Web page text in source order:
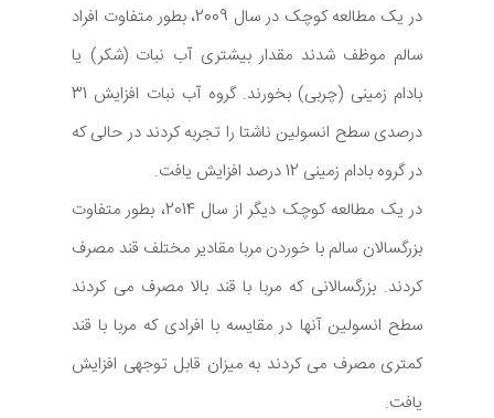
در یک مطالعه کوچک در سال 2009، بطور متفاوت افراد
سالم موظف شدند مقدار بیشتری آب نبات (شکر) یا
بادام زمینی (چربی) بخورند. گروه آب نبات افزایش 31
درصدی سطح انسولین ناشتا را تجربه کردند در حالی که
در گروه بادام زمینی 12 درصد افزایش یافت.
در یک مطالعه کوچک دیگر از سال 2014، بطور متفاوت
بزرگسالان سالم با خوردن مربا مقادیر مختلف قند مصرف
کردند. بزرگسالانی که مربا با قند بالا مصرف می کردند
سطح انسولین آنها در مقایسه با افرادی که مربا با قند
کمتری مصرف می کردند به میزان قابل توجهی افزایش
یافت.